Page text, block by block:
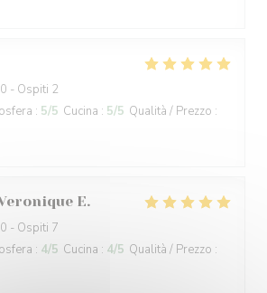
- Ospiti 2
: 5/5 Cucina : 5/5 Qualità / Prezzo :
E
- Ospiti 7
: 4/5 Cucina : 4/5 Qualità / Prezzo :